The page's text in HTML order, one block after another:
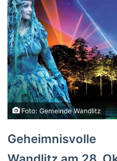
Foto: Gemeinde Wandlitz